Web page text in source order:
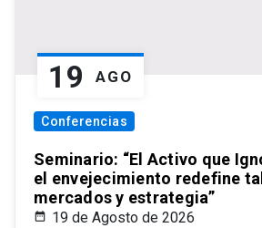
19 AGO
Conferencias
Seminario: “El Activo que
el envejecimiento redefine
mercados y estrategia”
19 de Agosto de 2026